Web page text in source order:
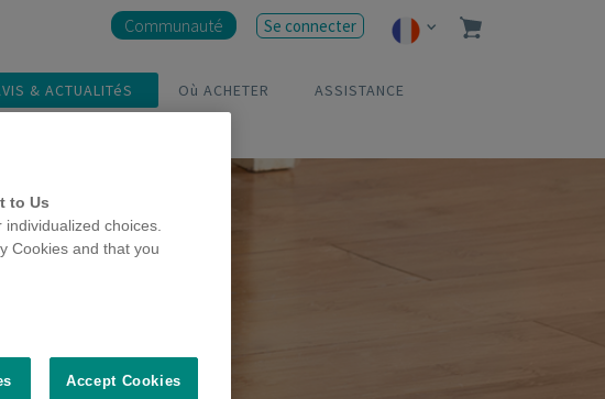
& ACTUALITéS Où ACHETER ASSISTANCE
Communauté Se connecter
to Us
choices.
Cookies and that you
Accept Cookies